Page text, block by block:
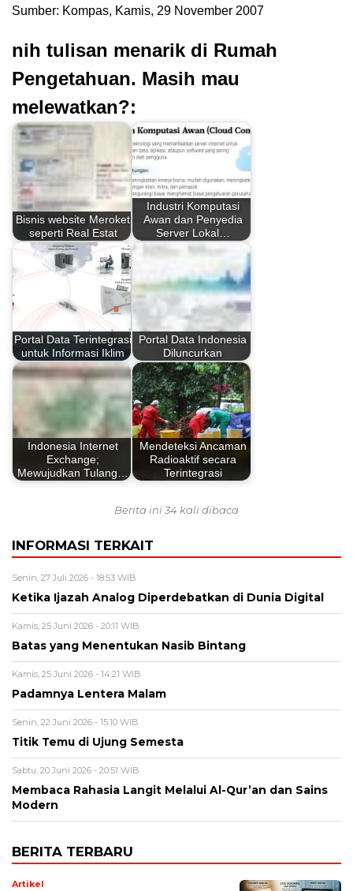
Sumber: Kompas, Kamis, 29 November 2007
nih tulisan menarik di Rumah
Pengetahuan. Masih mau
melewatkan?:
Bisnis website Meroket
seperti Real Estat
Industri Komputasi
Awan dan Penyedia
Server Lokal…
Portal Data Terintegrasi
untuk Informasi Iklim
Portal Data Indonesia
Diluncurkan
Indonesia Internet
Exchange;
Mewujudkan Tulang…
Mendeteksi Ancaman
Radioaktif secara
Terintegrasi
Berita ini 34 kali dibaca
INFORMASI TERKAIT
Senin, 27 Juli 2026 - 18:53 WIB
Ketika Ijazah Analog Diperdebatkan di Dunia Digital
Kamis, 25 Juni 2026 - 20:11 WIB
Batas yang Menentukan Nasib Bintang
Kamis, 25 Juni 2026 - 14:21 WIB
Padamnya Lentera Malam
Senin, 22 Juni 2026 - 15:10 WIB
Titik Temu di Ujung Semesta
Sabtu, 20 Juni 2026 - 20:51 WIB
Membaca Rahasia Langit Melalui Al-Qur’an dan Sains
Modern
BERITA TERBARU
Artikel